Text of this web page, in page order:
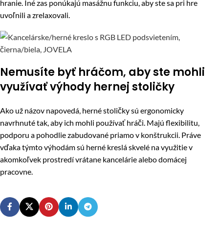
hranie. Iné zas ponúkajú masážnu funkciu, aby ste sa pri hre
uvoľnili a zrelaxovali.
Nemusíte byť hráčom, aby ste mohli
využívať výhody hernej stoličky
Ako už názov napovedá, herné stoličky sú ergonomicky
navrhnuté tak, aby ich mohli používať hráči. Majú flexibilitu,
podporu a pohodlie zabudované priamo v konštrukcii. Práve
vďaka týmto výhodám sú herné kreslá skvelé na využitie v
akomkoľvek prostredí vrátane kancelárie alebo domácej
pracovne.